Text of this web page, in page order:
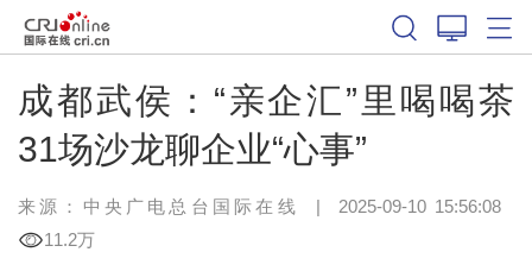
成都武侯：“亲企汇”里喝喝茶
31场沙龙聊企业“心事”
来源：中央广电总台国际在线 | 2025-09-10 15:56:08
11.2万